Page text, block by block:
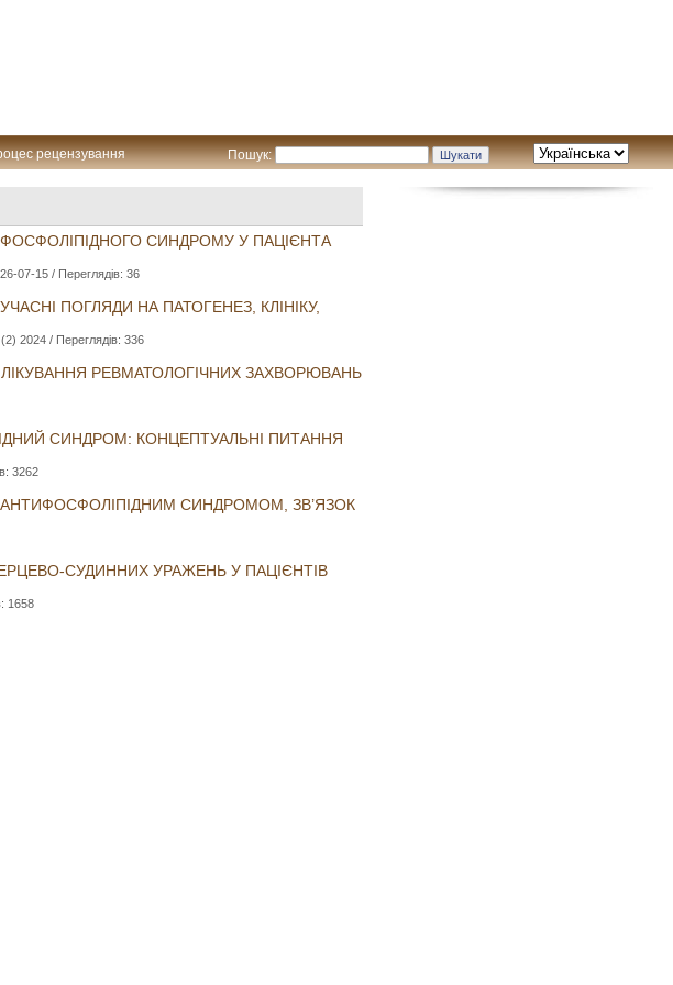
Пошук:
рецензування
СИНДРОМУ У ПАЦІЄНТА
07-15 / Переглядів: 36
ПОГЛЯДИ НА ПАТОГЕНЕЗ, КЛІНІКУ,
2024 / Переглядів: 336
ЛІКУВАННЯ РЕВМАТОЛОГІЧНИХ ЗАХВОРЮВАНЬ
СИНДРОМ: КОНЦЕПТУАЛЬНІ ПИТАННЯ
3262
АНТИФОСФОЛІПІДНИМ СИНДРОМОМ, ЗВ’ЯЗОК
СУДИННИХ УРАЖЕНЬ У ПАЦІЄНТІВ
1658